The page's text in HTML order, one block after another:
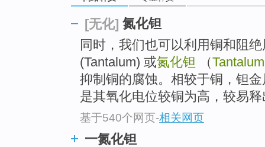
[无化] 氮化钽
同时，我们也可以利用铜和阻
(Tantalum) 或氮化钽 （
抑制铜的腐蚀。相较于铜，钽
是其氧化电位较铜为高，较易
基于540个网页-相关网页
一氮化钽